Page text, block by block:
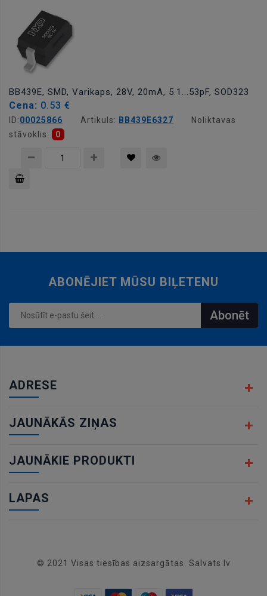
BB439E, SMD, Varikaps, 28V, 20mA, 5.1...53pF, SOD323
Cena: 0.53 €
ID:00025866 Artikuls: BB439E6327
Noliktavas
stāvoklis:
0
ABONĒJIET MŪSU BIĻETENU
Abonēt
ADRESE
JAUNĀKĀS ZIŅAS
JAUNĀKIE PRODUKTI
LAPAS
© 2021 Visas tiesības aizsargātas. Salvats.lv